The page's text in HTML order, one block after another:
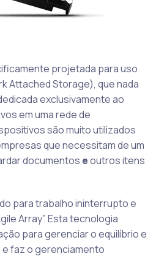
projetada para uso
Attached Storage), que nada
exclusivamente ao
em uma rede de
são muito utilizados
quenecessitam de um
documentos eoutros itens
para trabalho ininterrupto e
Array”. Esta tecnologia
para gerenciar o equilíbrio e
faz o gerenciamento